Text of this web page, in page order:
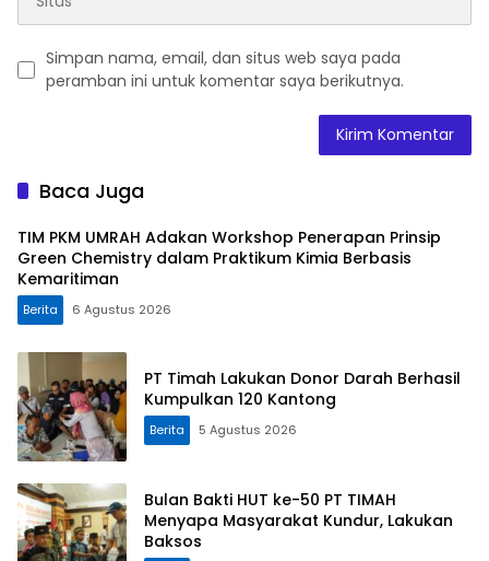
Simpan nama, email, dan situs web saya pada
peramban ini untuk komentar saya berikutnya.
Baca Juga
TIM PKM UMRAH Adakan Workshop Penerapan Prinsip
Green Chemistry dalam Praktikum Kimia Berbasis
Kemaritiman
Berita 6 Agustus 2026
PT Timah Lakukan Donor Darah Berhasil
Kumpulkan 120 Kantong
Berita 5 Agustus 2026
Bulan Bakti HUT ke-50 PT TIMAH
Menyapa Masyarakat Kundur, Lakukan
Baksos